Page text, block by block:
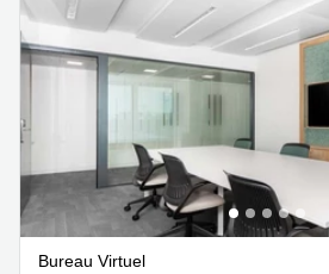
Bureau Virtuel